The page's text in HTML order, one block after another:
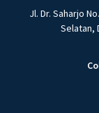
Jl. Dr. Saharjo
Selatan,